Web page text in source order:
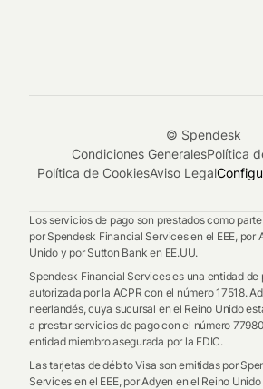
© Spendesk
Condiciones GeneralesPolítica
Política de CookiesAviso Legal
Los servicios de pago son prestados como
por Spendesk Financial Services en el EEE, por
Unido y por Sutton Bank en EE.UU.
Spendesk Financial Services es una entidad de
autorizada por la ACPR con el número 17518.
neerlandés, cuya sucursal en el Reino Unido
a prestar servicios de pago con el número
entidad miembro asegurada por la FDIC.
Las tarjetas de débito Visa son emitidas por
Services en el EEE, por Adyen en el Reino